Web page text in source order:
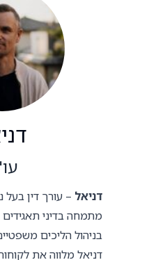
דניאל
מתמחה בדיני
בניהול הליכים
דניאל מלווה את